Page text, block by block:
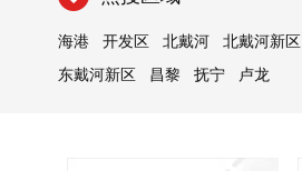
海港 开发区 北戴河 北戴河新区
东戴河新区
昌黎 抚宁
卢龙